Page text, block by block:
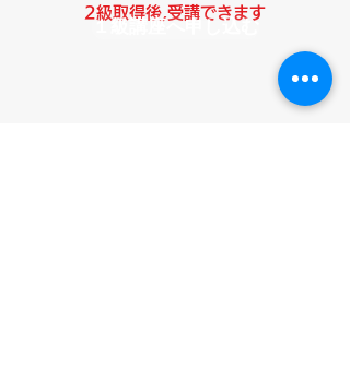
2級取得後,受講できます
１級講座へ申し込む